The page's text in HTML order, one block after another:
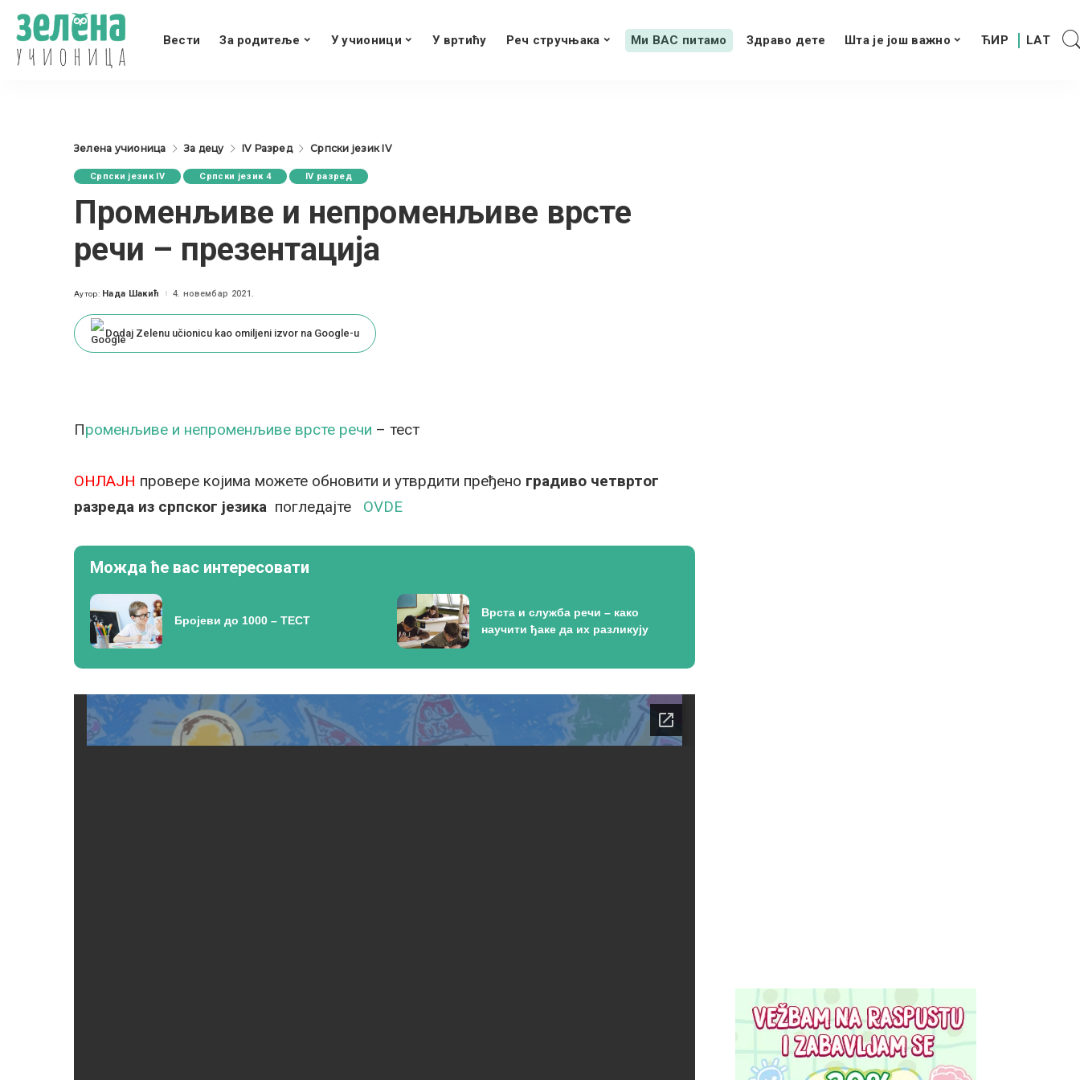
Вести За родитеље У учионици У вртићу Реч стручњака Ми ВАС питамо Здраво дете Шта је још важно
Зелена учионица За децу IV Разред Српски језик IV
Српски језик IV Српски језик 4 IV разред
Променљиве и непроменљиве врсте
речи – презентација
Posted
Аутор: Нада Шакић 4. новембар 2021.
Dodaj Zelenu učionicu kao omiljeni izvor na Google-u
Променљиве и непроменљиве врсте речи – тест
ОНЛАЈН провере којима можете обновити и утврдити пређено градиво четвртог
разреда из српског језика погледајте OVDE
Можда ће вас интересовати
Бројеви до 1000 – ТЕСТ
Врста и служба речи – како
научити ђаке да их разликују